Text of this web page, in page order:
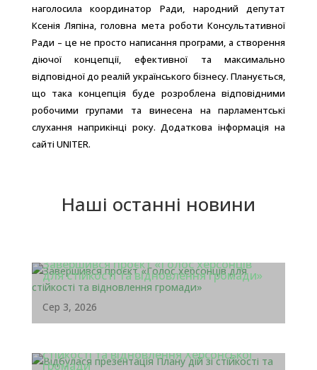
наголосила координатор Ради, народний депутат
Ксенія Ляпіна, головна мета роботи Консультативної
Ради – це не просто написання програми, а створення
діючої концепції, ефективної та максимально
відповідної до реалій українського бізнесу. Планується,
що така концепція буде розроблена відповідними
робочими групами та винесена на парламентські
слухання наприкінці року. Додаткова інформація на
сайті UNITER.
Наші останні новини
Завершився проєкт «Голос херсонців
для стійкості та відновлення громади»
Сер 3, 2026
стійкості та відновлення Херсонської
громади